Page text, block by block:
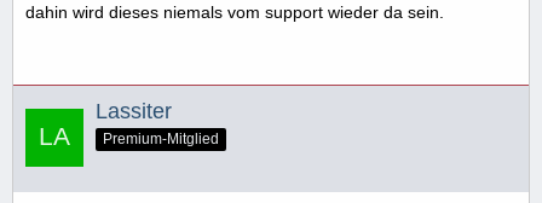
dahin wird dieses niemals vom support wieder da sein.
Lassiter
Premium-Mitglied